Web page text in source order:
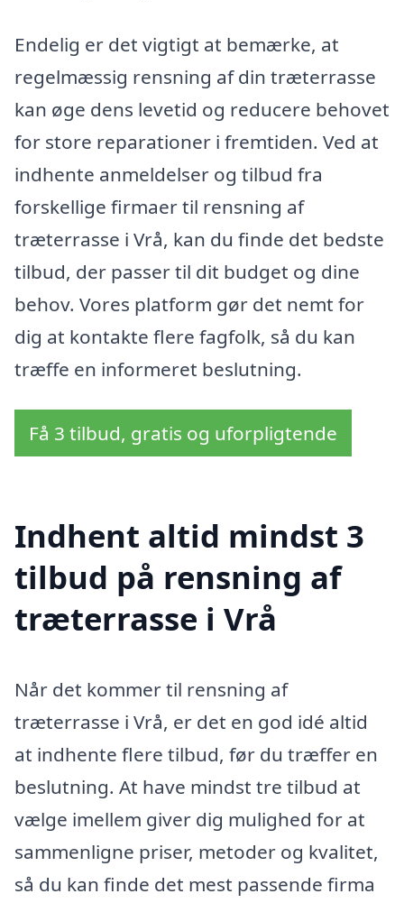
Endelig er det vigtigt at bemærke, at
regelmæssig rensning af din træterrasse
kan øge dens levetid og reducere behovet
for store reparationer i fremtiden. Ved at
indhente anmeldelser og tilbud fra
forskellige firmaer til rensning af
træterrasse i Vrå, kan du finde det bedste
tilbud, der passer til dit budget og dine
behov. Vores platform gør det nemt for
dig at kontakte flere fagfolk, så du kan
træffe en informeret beslutning.
Få 3 tilbud, gratis og uforpligtende
Indhent altid mindst 3
tilbud på rensning af
træterrasse i Vrå
Når det kommer til rensning af
træterrasse i Vrå, er det en god idé altid
at indhente flere tilbud, før du træffer en
beslutning. At have mindst tre tilbud at
vælge imellem giver dig mulighed for at
sammenligne priser, metoder og kvalitet,
så du kan finde det mest passende firma